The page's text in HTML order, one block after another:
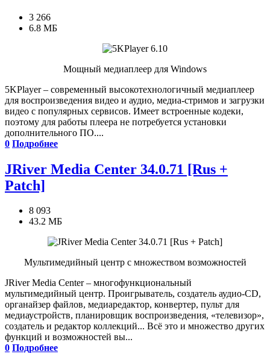
3 266
6.8 МБ
Мощный медиаплеер для Windows
5KPlayer – современный высокотехнологичный медиаплеер
для воспроизведения видео и аудио, медиа-стримов и загрузки
видео с популярных сервисов. Имеет встроенные кодеки,
поэтому для работы плеера не потребуется установки
дополнительного ПО....
0 Подробнее
JRiver Media Center 34.0.71 [Rus +
Patch]
8 093
43.2 МБ
Мультимедийный центр с множеством возможностей
JRiver Media Center – многофункциональный
мультимедийный центр. Проигрыватель, создатель аудио-CD,
органайзер файлов, медиаредактор, конвертер, пульт для
медиаустройств, планировщик воспроизведения, «телевизор»,
создатель и редактор коллекций... Всё это и множество других
функций и возможностей вы...
0 Подробнее